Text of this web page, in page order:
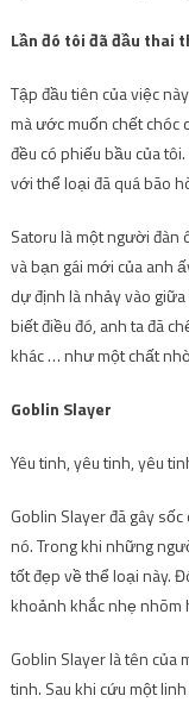
Lần đó tôi đã đầu thai
Tập đầu tiên của việc
mà ước muốn chết chóc
đều có phiếu bầu của
với thể loại đã quá bão
Satoru là một người đàn
và bạn gái mới của anh
dự định là nhảy vào
biết điều đó, anh ta đã
khác … như một chất
Goblin Slayer
Yêu tinh, yêu tinh, yêu
Goblin Slayer đã gây
nó. Trong khi những
tốt đẹp về thể loại này.
khoảnh khắc nhẹ nhõm
Goblin Slayer là tên của
tinh. Sau khi cứu một